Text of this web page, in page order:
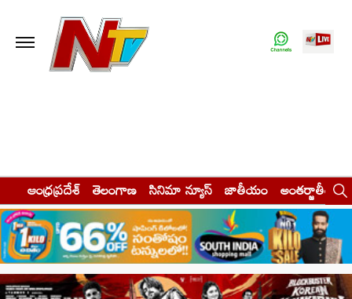
ఆంధ్రప్రదేశ్ తెలంగాణ సినిమా న్యూస్ జాతీయం అంతర్జాతీయం